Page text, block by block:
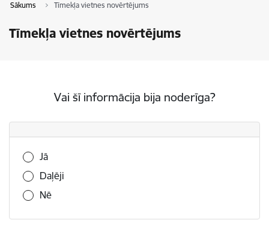
Sākums Tīmekļa vietnes novērtējums
Tīmekļa vietnes novērtējums
Vai šī informācija bija noderīga?
Vai šī informācija bija noderīga?
Jā
Daļēji
Nē